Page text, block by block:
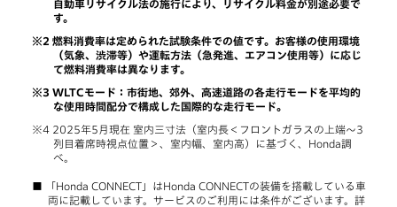
自動車リサイクル法の施行により、リサイクル料金が別途必要で
す。
燃料消費率は定められた試験条件での値です。お客様の使用環境
（気象、渋滞等）や運転方法（急発進、エアコン使用等）に応じ
て燃料消費率は異なります。
WLTCモード：市街地、郊外、高速道路の各走行モードを平均的
な使用時間配分で構成した国際的な走行モード。
2025年5月現在 室内三寸法（室内長＜フロントガラスの上端～3
列目着席時視点位置＞、室内幅、室内高）に基づく、Honda調
べ。
「Honda CONNECT」はHonda CONNECTの装備を搭載している車
両に記載しています。サービスのご利用には条件がございます。詳